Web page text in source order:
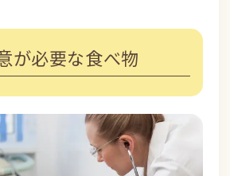
が必要な食べ物